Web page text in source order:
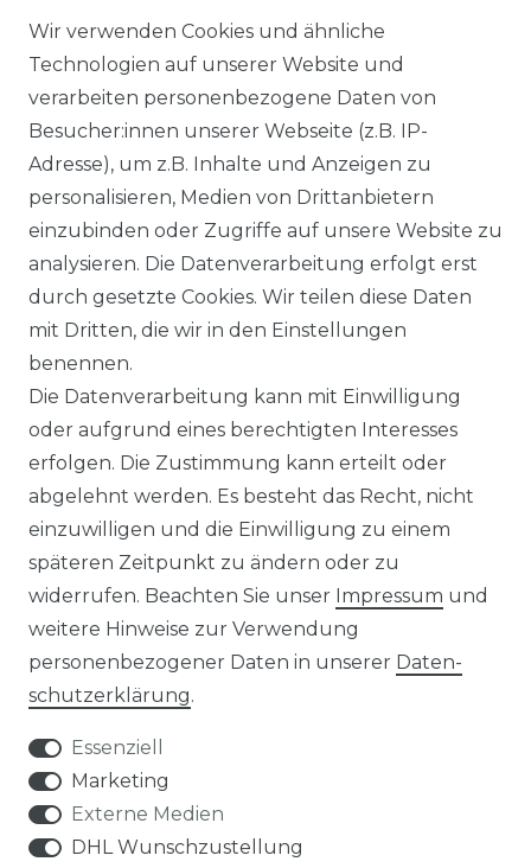
BARRIEREFREIHEITSERKLÄRUNG
SERVICE & INFOS
MONTAGESERVICE
VERSANDKOSTEN
KLIMA- UND UMWELTSCHUTZ
LEXIKON
UNTERNEHMEN
ÜBER UNS
KONTAKT
HERSTELLER
Wir verwenden Cookies und ähnliche
Technologien auf unserer Website und
verarbeiten personenbezogene Daten von
Besucher:innen unserer Webseite (z.B. IP-
Adresse), um z.B. Inhalte und Anzeigen zu
personalisieren, Medien von Drittanbietern
einzubinden oder Zugriffe auf unsere Website zu
analysieren. Die Datenverarbeitung erfolgt erst
durch gesetzte Cookies. Wir teilen diese Daten
mit Dritten, die wir in den Einstellungen
benennen.
Die Datenverarbeitung kann mit Einwilligung
oder aufgrund eines berechtigten Interesses
erfolgen. Die Zustimmung kann erteilt oder
abgelehnt werden. Es besteht das Recht, nicht
einzuwilligen und die Einwilligung zu einem
späteren Zeitpunkt zu ändern oder zu
widerrufen. Beachten Sie unser Impressum und
weitere Hinweise zur Verwendung
personenbezogener Daten in unserer Daten­
schutz­erklärung.
Essenziell
Marketing
Externe Medien
DHL Wunschzustellung